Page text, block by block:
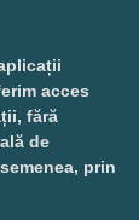
acces
fără
de
prin